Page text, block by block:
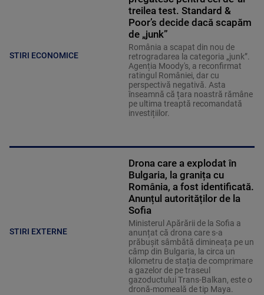
STIRI ECONOMICE
treilea test. Standard &
Poor’s decide dacă scapăm
de „junk”
România a scapat din nou de
retrogradarea la categoria „junk”.
Agenția Moody's, a reconfirmat
ratingul României, dar cu
perspectivă negativă. Asta
înseamnă că țara noastră rămâne
pe ultima treaptă recomandată
investițiilor.
STIRI EXTERNE
Drona care a explodat în
Bulgaria, la granița cu
România, a fost identificată.
Anunțul autorităților de la
Sofia
Ministerul Apărării de la Sofia a
anunțat că drona care s-a
prăbușit sâmbătă dimineața pe un
câmp din Bulgaria, la circa un
kilometru de stația de comprimare
a gazelor de pe traseul
gazoductului Trans-Balkan, este o
dronă-momeală de tip Maya.